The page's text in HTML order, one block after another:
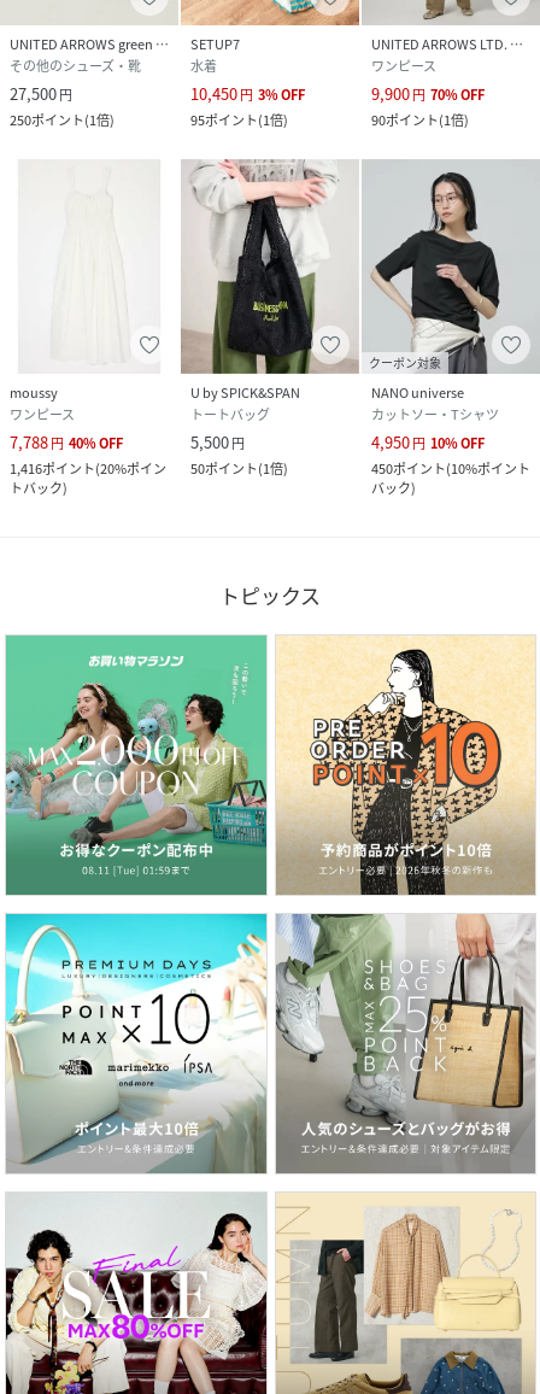
UNITED ARROWS green label relaxing
その他のシューズ・靴
27,500円
250ポイント(1倍)
SETUP7
水着
10,450円 3%OFF
95ポイント(1倍)
UNITED ARROWS LTD. OUTLET
ワンピース
9,900円 70%OFF
90ポイント(1倍)
moussy
ワンピース
7,788円 40%OFF
1,416ポイント(20%ポイン
トバック)
U by SPICK&SPAN
トートバッグ
5,500円
50ポイント(1倍)
クーポン対象
NANO universe
カットソー・Tシャツ
4,950円 10%OFF
450ポイント(10%ポイント
バック)
トピックス